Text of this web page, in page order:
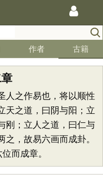
作者 古籍
作易也，将以顺性
天之道，曰阴与阳；立
刚；立人之道，曰仁与
之，故易六画而成卦。
而成章。